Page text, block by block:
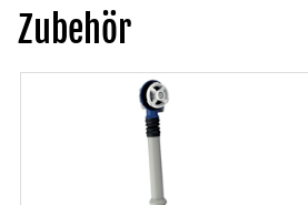
Zubehör